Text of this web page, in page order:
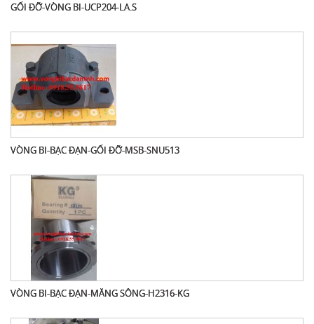
GỐI ĐỠ-VÒNG BI-UCP204-LA.S
VÒNG BI-BẠC ĐẠN-GỐI ĐỠ-MSB-SNU513
VÒNG BI-BẠC ĐẠN-MĂNG SÔNG-H2316-KG